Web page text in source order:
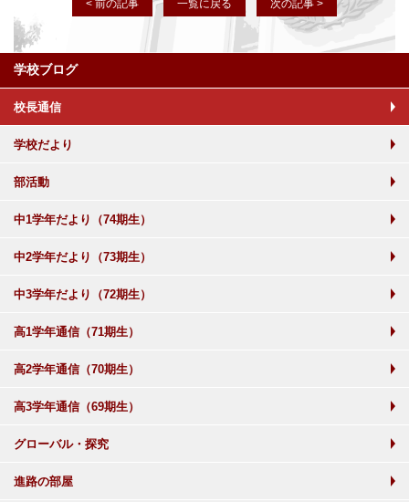
< 前の記事 一覧に戻る 次の記事 >
学校ブログ
校長通信
学校だより
部活動
中1学年だより（74期生）
中2学年だより（73期生）
中3学年だより（72期生）
高1学年通信（71期生）
高2学年通信（70期生）
高3学年通信（69期生）
グローバル・探究
進路の部屋